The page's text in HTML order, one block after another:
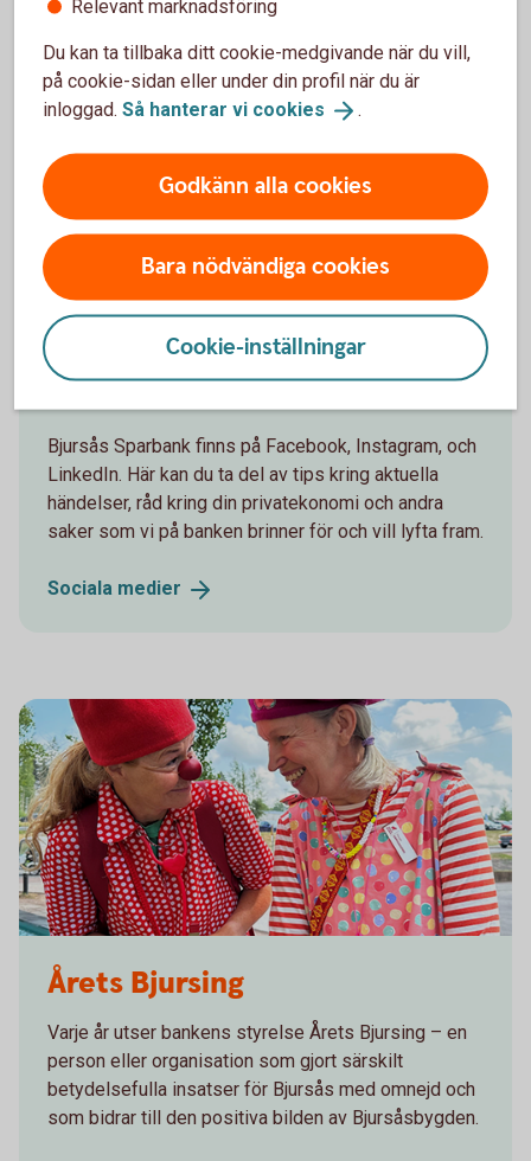
Sociala medier
Bjursås Sparbank finns på Facebook, Instagram, och
LinkedIn. Här kan du ta del av tips kring aktuella
händelser, råd kring din privatekonomi och andra
saker som vi på banken brinner för och vill lyfta fram.
Sociala medier
Årets Bjursing
Varje år utser bankens styrelse Årets Bjursing – en
person eller organisation som gjort särskilt
betydelsefulla insatser för Bjursås med omnejd och
som bidrar till den positiva bilden av Bjursåsbygden.
Relevant marknadsföring
Du kan ta tillbaka ditt cookie-medgivande när du vill,
på cookie-sidan eller under din profil när du är
inloggad. Så hanterar vi cookies .
Godkänn alla cookies
Bara nödvändiga cookies
Cookie-inställningar